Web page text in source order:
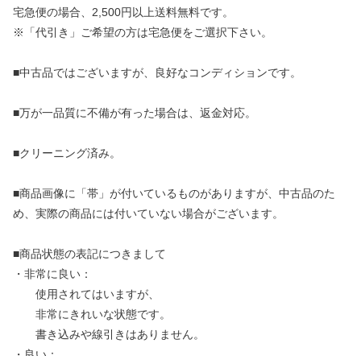
宅急便の場合、2,500円以上送料無料です。
※「代引き」ご希望の方は宅急便をご選択下さい。
■中古品ではございますが、良好なコンディションです。
■万が一品質に不備が有った場合は、返金対応。
■クリーニング済み。
■商品画像に「帯」が付いているものがありますが、中古品のた
め、実際の商品には付いていない場合がございます。
■商品状態の表記につきまして
・非常に良い：
使用されてはいますが、
非常にきれいな状態です。
書き込みや線引きはありません。